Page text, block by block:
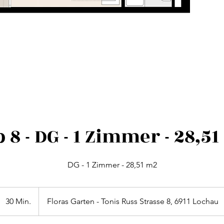
8 - DG - 1 Zimmer -
DG - 1 Zimmer - 28,51 m2
30 Min.
0
Floras Garten - Tonis Russ Strasse 8, 6911 Lochau